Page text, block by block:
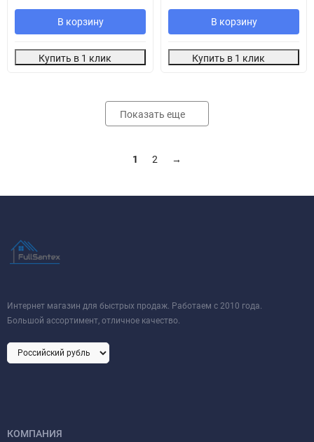
В корзину
Купить в 1 клик
В корзину
Купить в 1 клик
Показать еще
1 2 →
Интернет магазин для быстрых продаж. Работаем с 2010 года.
Большой ассортимент, отличное качество.
КОМПАНИЯ